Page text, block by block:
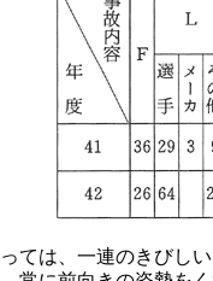
ては、一連のきびし